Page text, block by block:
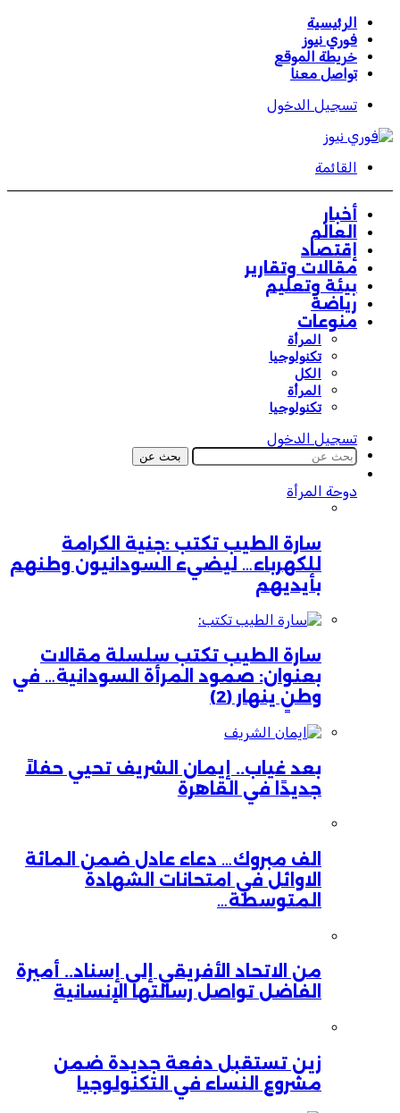
الرئيسية
فوري نيوز
خريطة الموقع
تواصل معنا
تسجيل الدخول
القائمة
أخبار
العالم
إقتصاد
مقالات وتقارير
بيئة وتعليم
رياضة
منوعات
المرأة
تكنولوجيا
الكل
المرأة
تكنولوجيا
تسجيل الدخول
بحث عن
دوحة المرأة
سارة الطيب تكتب :جنية الكرامة
للكهرباء… ليضيء السودانيون وطنهم
بأيديهم
سارة الطيب تكتب سلسلة مقالات
بعنوان: صمود المرأة السودانية… في
وطنٍ ينهار (2)
بعد غياب.. إيمان الشريف تحيي حفلاً
جديدًا في القاهرة
الف مبروك… دعاء عادل ضمن المائة
الاوائل في امتحانات الشهادة
المتوسطة…
من الاتحاد الأفريقي إلى إسناد.. أميرة
الفاضل تواصل رسالتها الإنسانية
زين تستقبل دفعة جديدة ضمن
مشروع النساء في التكنولوجيا